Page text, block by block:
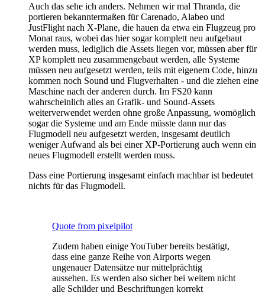
Auch das sehe ich anders. Nehmen wir mal Thranda, die
portieren bekanntermaßen für Carenado, Alabeo und
JustFlight nach X-Plane, die hauen da etwa ein Flugzeug pro
Monat raus, wobei das hier sogar komplett neu aufgebaut
werden muss, lediglich die Assets liegen vor, müssen aber für
XP komplett neu zusammengebaut werden, alle Systeme
müssen neu aufgesetzt werden, teils mit eigenem Code, hinzu
kommen noch Sound und Flugverhalten - und die ziehen eine
Maschine nach der anderen durch. Im FS20 kann
wahrscheinlich alles an Grafik- und Sound-Assets
weiterverwendet werden ohne große Anpassung, womöglich
sogar die Systeme und am Ende müsste dann nur das
Flugmodell neu aufgesetzt werden, insgesamt deutlich
weniger Aufwand als bei einer XP-Portierung auch wenn ein
neues Flugmodell erstellt werden muss.
Dass eine Portierung insgesamt einfach machbar ist bedeutet
nichts für das Flugmodell.
Quote from pixelpilot
Zudem haben einige YouTuber bereits bestätigt,
dass eine ganze Reihe von Airports wegen
ungenauer Datensätze nur mittelprächtig
aussehen. Es werden also sicher bei weitem nicht
alle Schilder und Beschriftungen korrekt